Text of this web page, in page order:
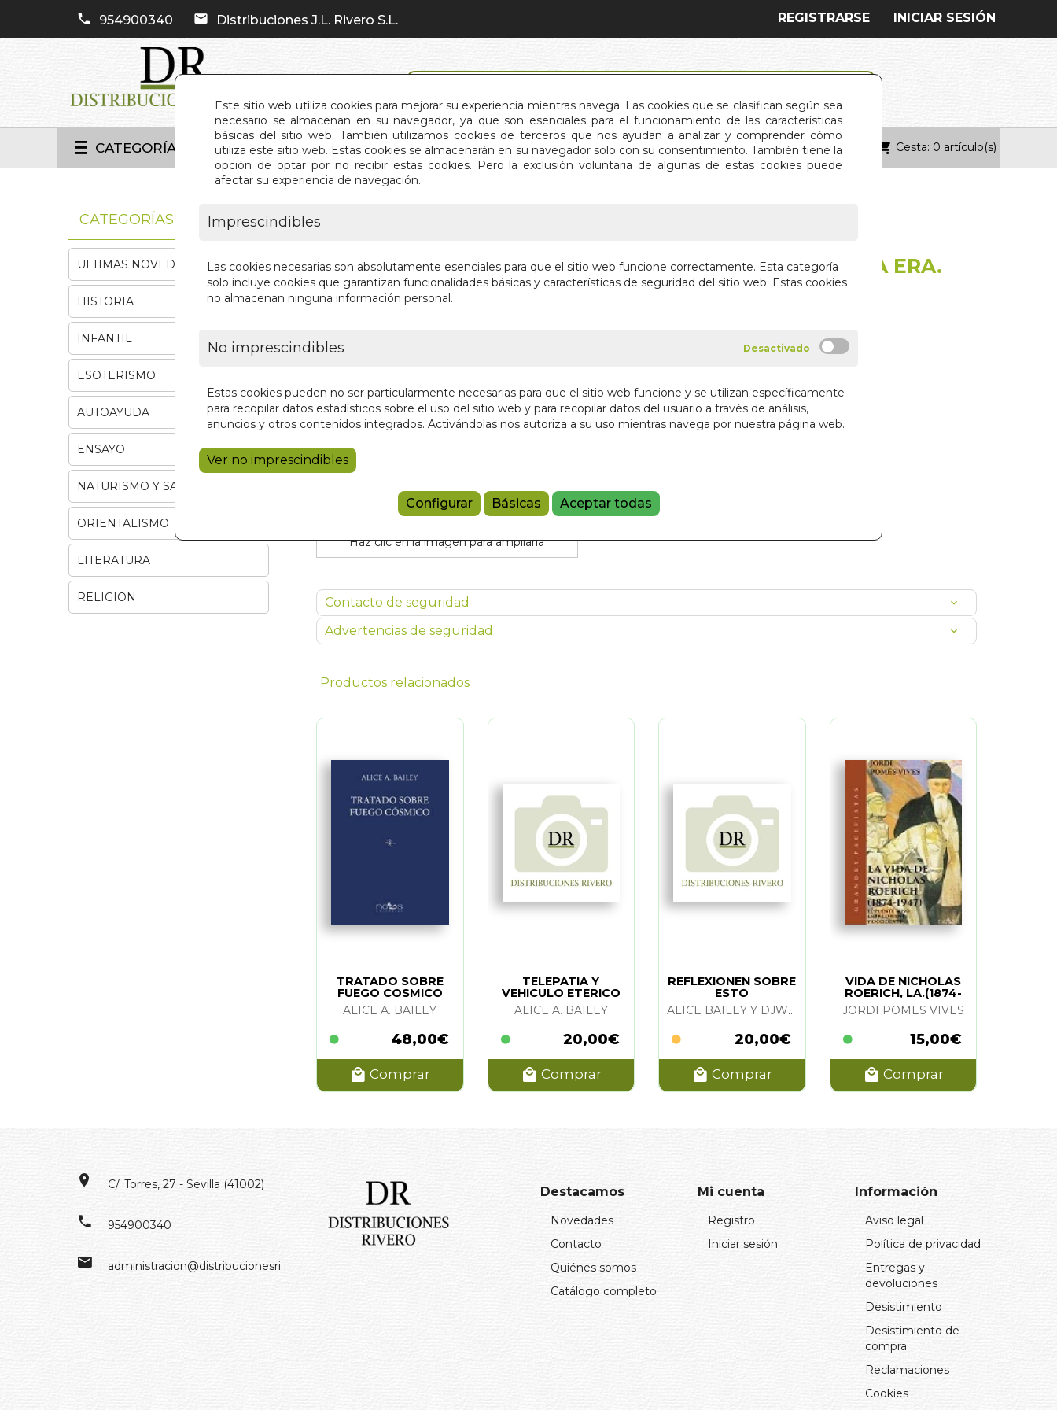
Este sitio web utiliza cookies para mejorar su experiencia mientras navega. Las cookies que se clasifican según sea
necesario se almacenan en su navegador, ya que son esenciales para el funcionamiento de las características
básicas del sitio web. También utilizamos cookies de terceros que nos ayudan a analizar y comprender cómo
utiliza este sitio web. Estas cookies se almacenarán en su navegador solo con su consentimiento. También tiene la
opción de optar por no recibir estas cookies. Pero la exclusión voluntaria de algunas de estas cookies puede
afectar su experiencia de navegación.
Imprescindibles
Las cookies necesarias son absolutamente esenciales para que el sitio web funcione correctamente. Esta categoría
solo incluye cookies que garantizan funcionalidades básicas y características de seguridad del sitio web. Estas cookies
no almacenan ninguna información personal.
No imprescindibles
Estas cookies pueden no ser particularmente necesarias para que el sitio web funcione y se utilizan específicamente
para recopilar datos estadísticos sobre el uso del sitio web y para recopilar datos del usuario a través de análisis,
anuncios y otros contenidos integrados. Activándolas nos autoriza a su uso mientras navega por nuestra página web.
Ver no imprescindibles
Configurar Básicas Aceptar todas
954900340 Distribuciones J.L. Rivero S.L. INICIAR SESIÓN
REGISTRARSE
CATEGORÍAS INICIO QUIÉNES SOMOS CONTACTO Cesta: 0 artículo(s)
Haz clic en la imagen para ampliarla
EDUCACION EN LA NUEVA ERA.
LA
18,00 €
Añadir a la cesta
Contacto de seguridad
Advertencias de seguridad
Productos relacionados
TRATADO SOBRE
FUEGO COSMICO
ALICE A. BAILEY
48,00€
Comprar
TELEPATIA Y
VEHICULO ETERICO
ALICE A. BAILEY
20,00€
Comprar
REFLEXIONEN SOBRE
ESTO
ALICE BAILEY Y DJWHAL KHUL
20,00€
Comprar
VIDA DE NICHOLAS
ROERICH, LA.(1874-
1947)
JORDI POMES VIVES
15,00€
Comprar
CATEGORÍAS
ULTIMAS NOVEDADES
HISTORIA
INFANTIL
ESOTERISMO
AUTOAYUDA
ENSAYO
NATURISMO Y SALUD
ORIENTALISMO
LITERATURA
RELIGION
C/. Torres, 27 - Sevilla (41002)
954900340
administracion@distribucionesrivero.es
Destacamos
Novedades
Contacto
Quiénes somos
Catálogo completo
Mi cuenta
Registro
Iniciar sesión
Información
Aviso legal
Política de privacidad
Entregas y
devoluciones
Desistimiento
Desistimiento de
compra
Reclamaciones
Cookies